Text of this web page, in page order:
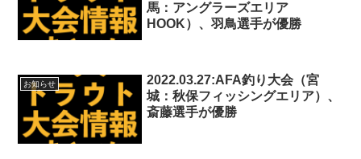
馬：アングラーズエリア
HOOK）、羽鳥選手が優勝
お知らせ
2022.03.27:AFA釣り大会（宮
城：秋保フィッシングエリア）、
斎藤選手が優勝